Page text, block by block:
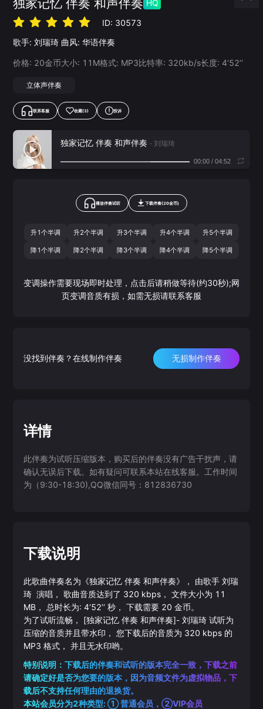
独家记忆 伴奏 和声伴奏 HQ
ID: 30573
歌手: 刘瑞琦 曲风: 华语伴奏
价格: 20金币大小: 11 M格式: MP3比特率: 320kb/s长度: 4‘52’‘
立体声伴奏
联系客服 收藏(3) 投诉
独家记忆 伴奏 和声伴奏 - 刘瑞琦
00:00/ 04:52
播放伴奏试听 下载伴奏(20金币)
升1个半调 升2个半调 升3个半调 升4个半调 升5个半调
降1个半调 降2个半调 降3个半调 降4个半调 降5个半调
变调操作需要现场即时处理，点击后请稍做等待(约30秒);网
页变调音质有损，如需无损请联系客服
没找到伴奏？在线制作伴奏 无损制作伴奏
详情
此伴奏为试听压缩版本，购买后的伴奏没有广告干扰声，请
确认无误后下载。如有疑问可联系本站在线客服。工作时间
为（9:30-18:30),QQ微信同号：812836730
下载说明
此歌曲伴奏名为《独家记忆 伴奏 和声伴奏》， 由歌手 刘瑞
琦 演唱， 歌曲音质达到了 320 kbps， 文件大小为 11
MB， 总时长为: 4‘52’‘秒， 下载需要 20 金币。
为了试听流畅， [独家记忆 伴奏 和声伴奏]- 刘瑞琦 试听为
压缩的音质并且带水印， 您下载后的音质为 320 kbps 的
MP3 格式， 并且无水印哟。
特别说明：下载后的伴奏和试听的版本完全一致，下载之前
请确定好是否为您要的版本，因为音频文件为虚拟物品，下
载后不支持任何理由的退换货。
本站会员分为2种类型: ① 普通会员，②VIP会员